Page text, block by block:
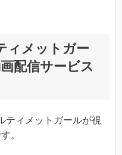
ィメットガー
配信サービス
ィメットガールが視
。